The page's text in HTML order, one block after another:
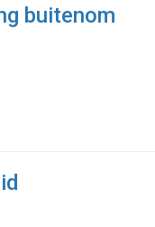
buitenom